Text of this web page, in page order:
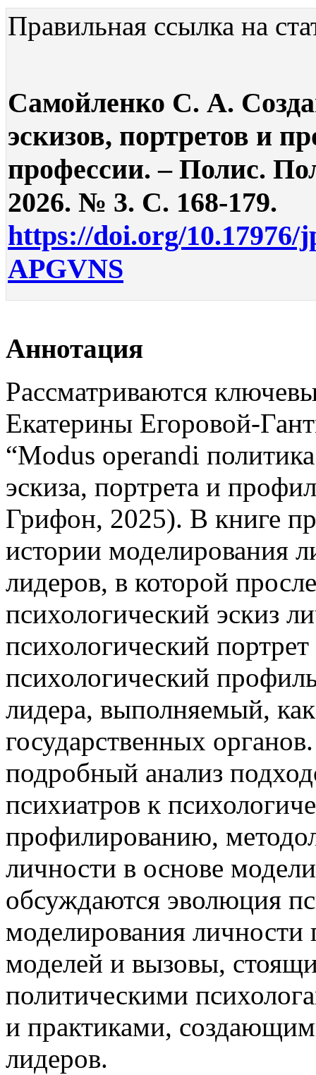
Правильная ссылка на
Самойленко С. А.
эскизов, портретов и
профессии. – Полис.
2026. № 3. С. 168-179.
https://doi.org/10.17976/
APGVNS
Аннотация
Рассматриваются
Екатерины Егоровой-
“Modus operandi
эскиза, портрета и
Грифон, 2025). В книге
истории моделирования
лидеров, в которой
психологический эскиз
психологический
психологический
лидера, выполняемый,
государственных
подробный анализ
психиатров к
профилированию,
личности в основе
обсуждаются эволюция
моделирования личности
моделей и вызовы,
политическими
и практиками,
лидеров.